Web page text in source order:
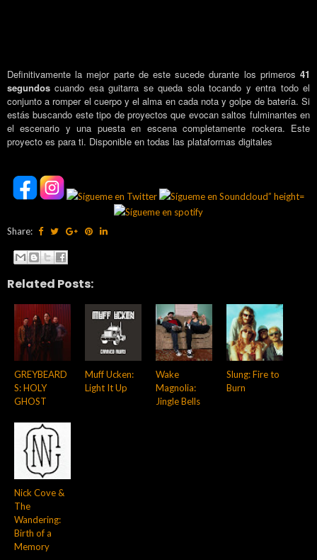
Definitivamente la mejor parte de este sucede durante los primeros 41
segundos cuando esa guitarra se queda sola tocando y entra todo el
conjunto a romper el cuerpo y el alma en cada nota y golpe de batería. Si
estás buscando este tipo de proyectos que evocan saltos fulminantes en
el escenario y una puesta en escena completamente rockera. Este
proyecto es para ti. Disponible en todas las plataformas digitales
Share:
Related Posts:
GREYBEARD
S: HOLY
GHOST
Muff Ucken:
Light It Up
Wake
Magnolia:
Jingle Bells
Slung: Fire to
Burn
Nick Cove &
The
Wandering:
Birth of a
Memory